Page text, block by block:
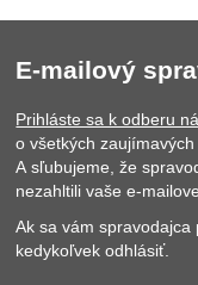
E-mailový
Prihláste sa k odberu
o všetkých
A sľubujeme, že
nezahltili vaše e-
Ak sa vám
kedykoľvek odhlásiť.